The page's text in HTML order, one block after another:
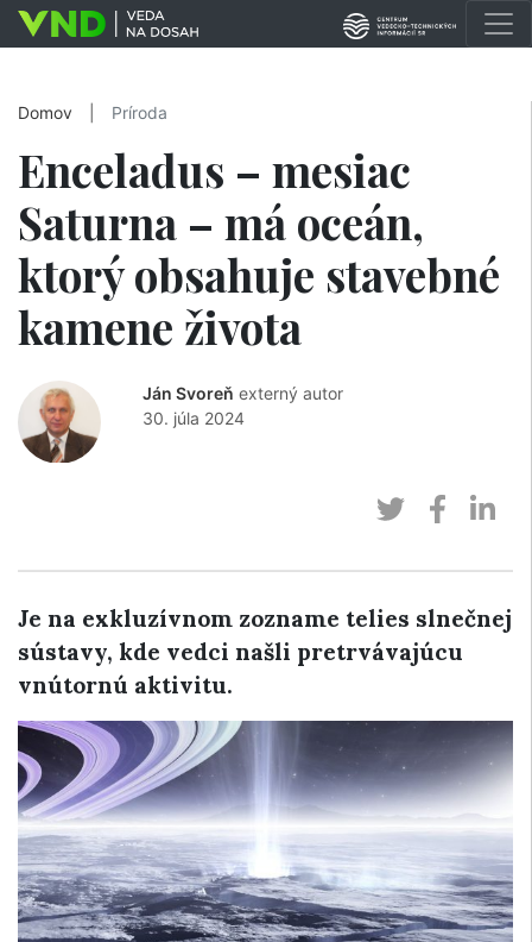
Domov Príroda
Enceladus – mesiac
Saturna – má oceán,
ktorý obsahuje stavebné
kamene života
Ján Svoreň externý autor
30. júla 2024
Je na exkluzívnom zozname telies slnečnej
sústavy, kde vedci našli pretrvávajúcu
vnútornú aktivitu.